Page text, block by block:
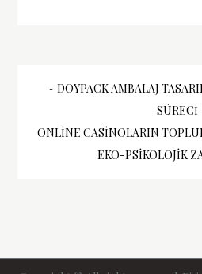
Yazı
gezinmesi
DOYPACK AMBALAJ
SÜRECI
ONLINE CASINOLARIN
EKO-PSIKOLOJIK